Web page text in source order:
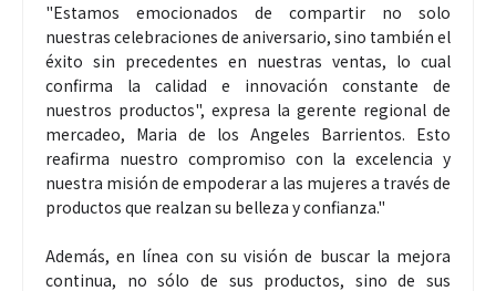
"Estamos emocionados de compartir no solo
nuestras celebraciones de aniversario, sino también el
éxito sin precedentes en nuestras ventas, lo cual
confirma la calidad e innovación constante de
nuestros productos", expresa la gerente regional de
mercadeo, Maria de los Angeles Barrientos. Esto
reafirma nuestro compromiso con la excelencia y
nuestra misión de empoderar a las mujeres a través de
productos que realzan su belleza y confianza."
Además, en línea con su visión de buscar la mejora
continua, no sólo de sus productos, sino de sus